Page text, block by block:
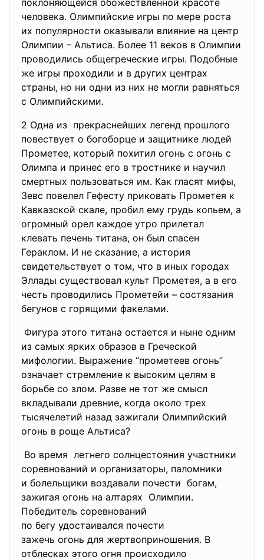
поклоняющейся обожествленной красоте
человека. Олимпийские игры по мере роста
их популярности оказывали влияние на центр
Олимпии – Альтиса. Более 11 веков в Олимпии
проводились общегреческие игры. Подобные
же игры проходили и в других центрах
страны, но ни одни из них не могли равняться
с Олимпийскими.
2 Одна из прекраснейших легенд прошлого
повествует о богоборце и защитнике людей
Прометее, который похитил огонь с огонь с
Олимпа и принес его в тростнике и научил
смертных пользоваться им. Как гласят мифы,
Зевс повелел Гефесту приковать Прометея к
Кавказской скале, пробил ему грудь копьем, а
огромный орел каждое утро прилетал
клевать печень титана, он был спасен
Гераклом. И не сказание, а история
свидетельствует о том, что в иных городах
Эллады существовал культ Прометея, а в его
честь проводились Прометейи – состязания
бегунов с горящими факелами.
Фигура этого титана остается и ныне одним
из самых ярких образов в Греческой
мифологии. Выражение “прометеев огонь”
означает стремление к высоким целям в
борьбе со злом. Разве не тот же смысл
вкладывали древние, когда около трех
тысячелетий назад зажигали Олимпийский
огонь в роще Альтиса?
Во время летнего солнцестояния участники
соревнований и организаторы, паломники
и болельщики воздавали почести богам,
зажигая огонь на алтарях Олимпии.
Победитель соревнований
по бегу удостаивался почести
зажечь огонь для жертвоприношения. В
отблесках этого огня происходило